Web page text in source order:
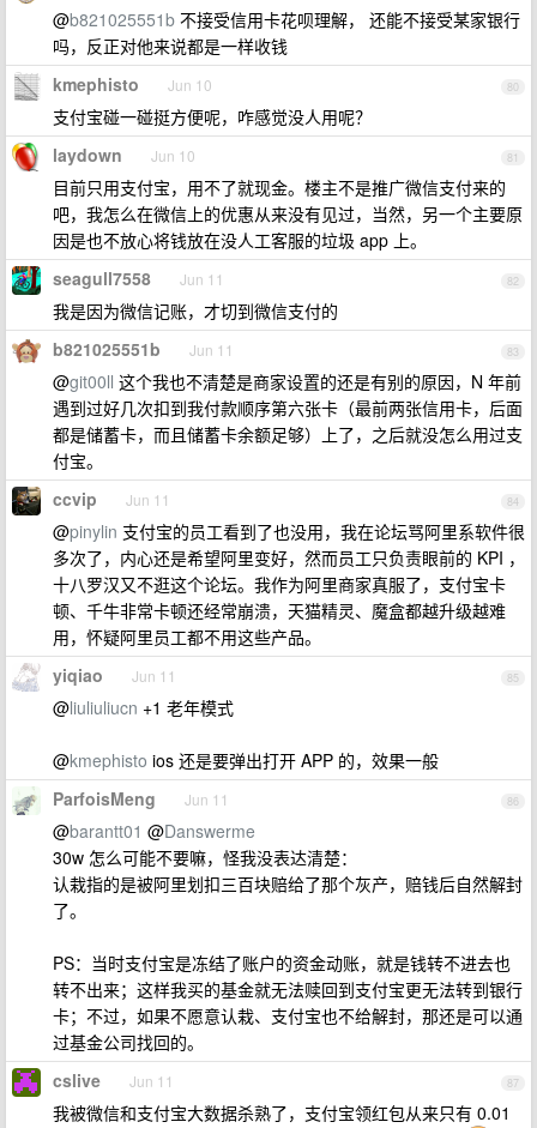
@b821025551b 不接受信用卡花呗理解， 还能不接受某家银行
吗，反正对他来说都是一样收钱
80
kmephisto Jun 10
支付宝碰一碰挺方便呢，咋感觉没人用呢？
81
laydown Jun 10
目前只用支付宝，用不了就现金。楼主不是推广微信支付来的
吧，我怎么在微信上的优惠从来没有见过，当然，另一个主要原
因是也不放心将钱放在没人工客服的垃圾 app 上。
82
seagull7558 Jun 11
我是因为微信记账，才切到微信支付的
83
b821025551b Jun 11
@git00ll 这个我也不清楚是商家设置的还是有别的原因，N 年前
遇到过好几次扣到我付款顺序第六张卡（最前两张信用卡，后面
都是储蓄卡，而且储蓄卡余额足够）上了，之后就没怎么用过支
付宝。
84
ccvip Jun 11
@pinylin 支付宝的员工看到了也没用，我在论坛骂阿里系软件很
多次了，内心还是希望阿里变好，然而员工只负责眼前的 KPI ，
十八罗汉又不逛这个论坛。我作为阿里商家真服了，支付宝卡
顿、千牛非常卡顿还经常崩溃，天猫精灵、魔盒都越升级越难
用，怀疑阿里员工都不用这些产品。
85
yiqiao Jun 11
@liuliuliucn +1 老年模式
@kmephisto ios 还是要弹出打开 APP 的，效果一般
86
ParfoisMeng Jun 11
@barantt01 @Danswerme
30w 怎么可能不要嘛，怪我没表达清楚：
认栽指的是被阿里划扣三百块赔给了那个灰产，赔钱后自然解封
了。
PS：当时支付宝是冻结了账户的资金动账，就是钱转不进去也
转不出来；这样我买的基金就无法赎回到支付宝更无法转到银行
卡；不过，如果不愿意认栽、支付宝也不给解封，那还是可以通
过基金公司找回的。
87
cslive Jun 11
我被微信和支付宝大数据杀熟了，支付宝领红包从来只有 0.01